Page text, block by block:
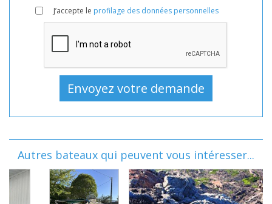
J’accepte le profilage des données personnelles
Autres bateaux qui peuvent vous intéresser...